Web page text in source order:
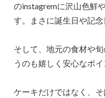
のinstagremに沢山色鮮
す。まさに誕生日や記
そして、地元の食材や
うのも嬉しく安心なポイ
ケーキだけではなく、